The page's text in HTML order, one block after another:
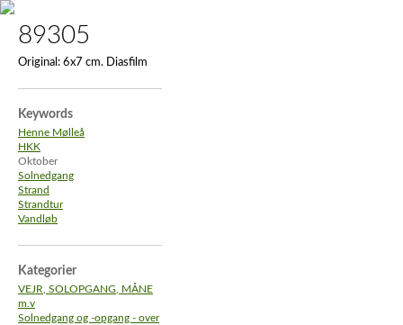
89305
Original: 6x7 cm. Diasfilm
Keywords
Henne Mølleå
HKK
Oktober
Solnedgang
Strand
Strandtur
Vandløb
Kategorier
VEJR, SOLOPGANG, MÅNE
m.v
Solnedgang og -opgang - over